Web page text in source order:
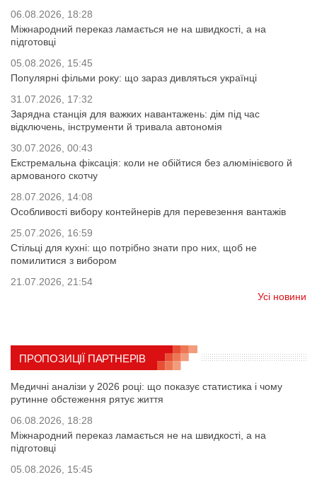
06.08.2026, 18:28
Міжнародний переказ ламається не на швидкості, а на
підготовці
05.08.2026, 15:45
Популярні фільми року: що зараз дивляться українці
31.07.2026, 17:32
Зарядна станція для важких навантажень: дім під час
відключень, інструменти й тривала автономія
30.07.2026, 00:43
Екстремальна фіксація: коли не обійтися без алюмінієвого й
армованого скотчу
28.07.2026, 14:08
Особливості вибору контейнерів для перевезення вантажів
25.07.2026, 16:59
Стільці для кухні: що потрібно знати про них, щоб не
помилитися з вибором
21.07.2026, 21:54
Усі новини
ПРОПОЗИЦІЇ ПАРТНЕРІВ
Медичні аналізи у 2026 році: що показує статистика і чому
рутинне обстеження рятує життя
06.08.2026, 18:28
Міжнародний переказ ламається не на швидкості, а на
підготовці
05.08.2026, 15:45